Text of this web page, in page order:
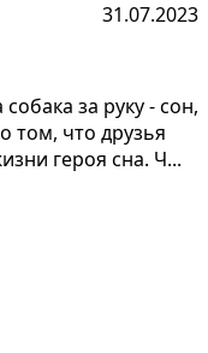
31.07.2023
за руку - сон,
том, что друзья
героя сна. Ч...